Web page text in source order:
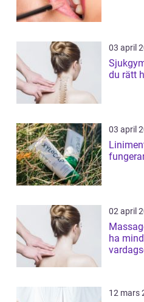
03 april
du rätt
03 april
02 april
Massage
ha
12 mars